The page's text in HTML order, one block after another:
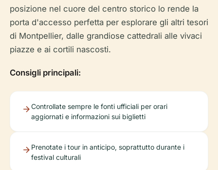
posizione nel cuore del centro storico lo rende la
porta d'accesso perfetta per esplorare gli altri tesori
di Montpellier, dalle grandiose cattedrali alle vivaci
piazze e ai cortili nascosti.
Consigli principali:
Controllate sempre le fonti ufficiali per orari
aggiornati e informazioni sui biglietti
Prenotate i tour in anticipo, soprattutto durante i
festival culturali